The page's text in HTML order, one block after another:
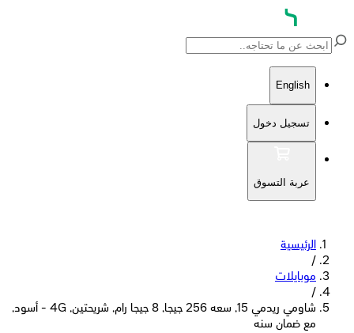
English
تسجيل دخول
عربة التسوق
الرئيسية
/
موبايلات
/
شاومي ريدمي 15, سعه 256 جيجا, 8 جيجا رام, شريحتين, 4G - أسود,
مع ضمان سنه